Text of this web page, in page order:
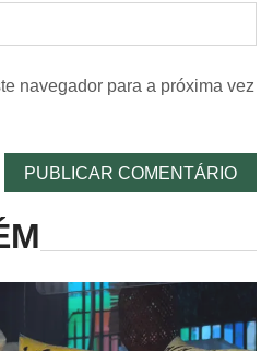
navegador para a próxima vez